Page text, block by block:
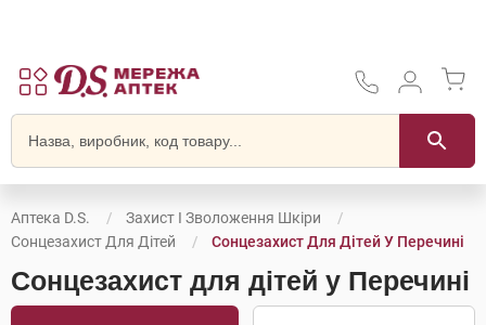
Аптека D.S.
Захист І Зволоження Шкіри
Сонцезахист Для Дітей
Сонцезахист Для Дітей У Перечині
Сонцезахист для дітей у Перечині